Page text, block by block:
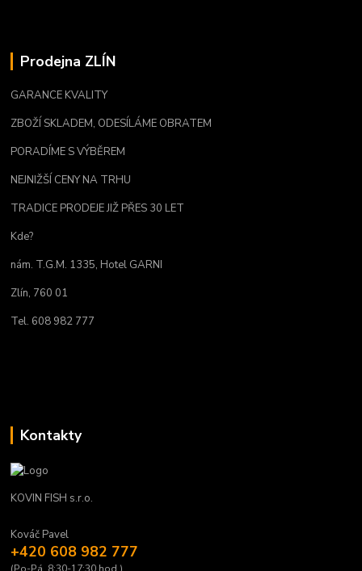
Prodejna ZLÍN
GARANCE KVALITY
ZBOŽÍ SKLADEM, ODESÍLÁME OBRATEM
PORADÍME S VÝBĚREM
NEJNIŽŠÍ CENY NA TRHU
TRADICE PRODEJE JIŽ PŘES 30 LET
Kde?
nám. T.G.M. 1335, Hotel GARNI
Zlín, 760 01
Tel. 608 982 777
Kontakty
KOVIN FISH s.r.o.
Kováč Pavel
+420 608 982 777